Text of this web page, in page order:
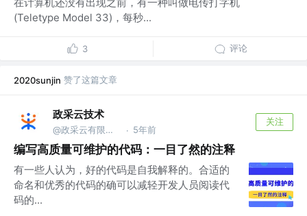
(Teletype Model 33)，每秒...
3 评论
2020sunjin 赞了这篇文章
政采云技术
@政采云有限公司@政采云技术 · 5年前
关注
编写高质量可维护的代码：一目了然的注释
有一些人认为，好的代码是自我解释的。合适的
命名和优秀的代码的确可以减轻开发人员阅读代
码的...